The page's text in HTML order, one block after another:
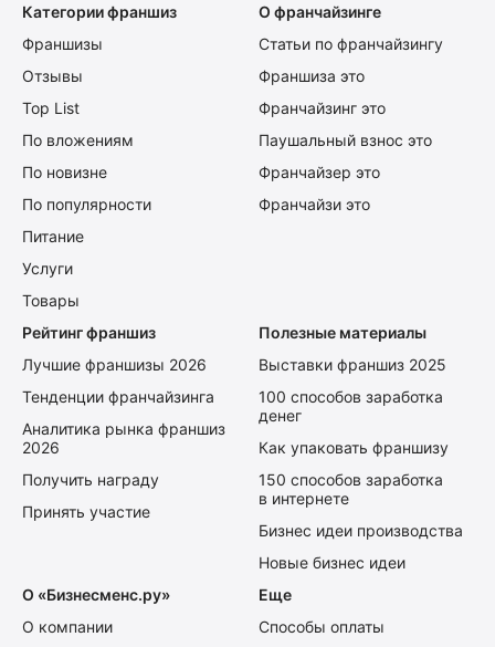
Категории франшиз
Франшизы
Отзывы
Top List
По вложениям
По новизне
По популярности
Питание
Услуги
Товары
О франчайзинге
Статьи по франчайзингу
Франшиза это
Франчайзинг это
Паушальный взнос это
Франчайзер это
Франчайзи это
Рейтинг франшиз
Лучшие франшизы 2026
Тенденции франчайзинга
Аналитика рынка франшиз
2026
Получить награду
Принять участие
Полезные материалы
Выставки франшиз 2025
100 способов заработка
денег
Как упаковать франшизу
150 способов заработка
в интернете
Бизнес идеи производства
Новые бизнес идеи
О «Бизнесменс.ру»
О компании
Еще
Способы оплаты